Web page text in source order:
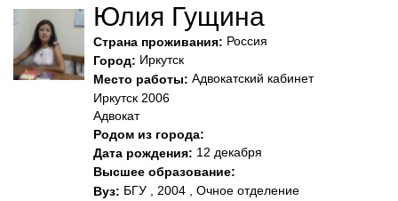
Юлия Гущина
Страна проживания: Россия
Город: Иркутск
Место работы: Адвокатский кабинет
Иркутск 2006
Адвокат
Родом из города:
Дата рождения: 12 декабря
Высшее образование:
Вуз: БГУ , 2004 , Очное отделение